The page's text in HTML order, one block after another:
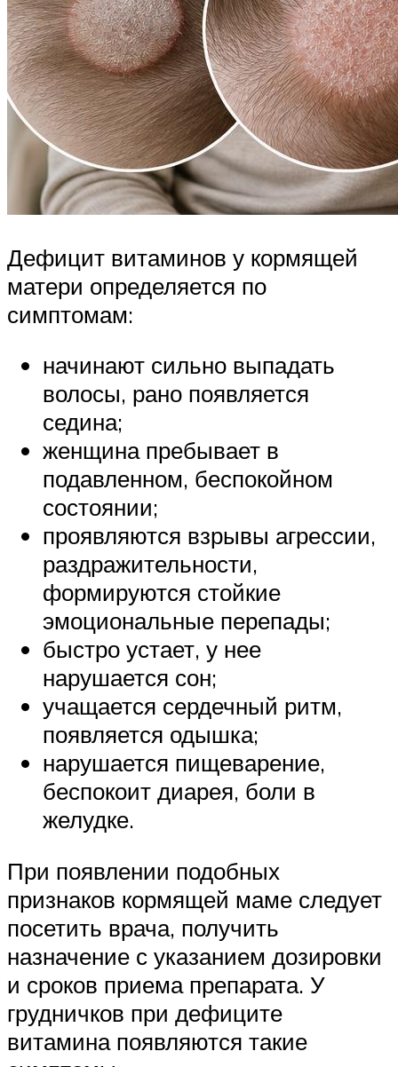
Дефицит витаминов у кормящей
матери определяется по
симптомам:
начинают сильно выпадать
волосы, рано появляется
седина;
женщина пребывает в
подавленном, беспокойном
состоянии;
проявляются взрывы агрессии,
раздражительности,
формируются стойкие
эмоциональные перепады;
быстро устает, у нее
нарушается сон;
учащается сердечный ритм,
появляется одышка;
нарушается пищеварение,
беспокоит диарея, боли в
желудке.
При появлении подобных
признаков кормящей маме следует
посетить врача, получить
назначение с указанием дозировки
и сроков приема препарата. У
грудничков при дефиците
витамина появляются такие